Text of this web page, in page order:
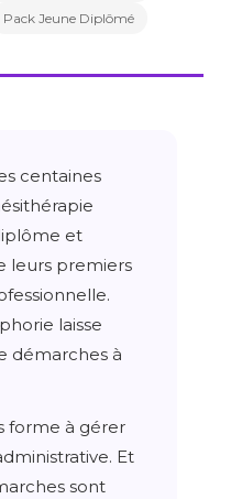
Pack Jeune Diplômé
centaines
et
leurs premiers
laisse
démarches à
forme à gérer
Et
sont